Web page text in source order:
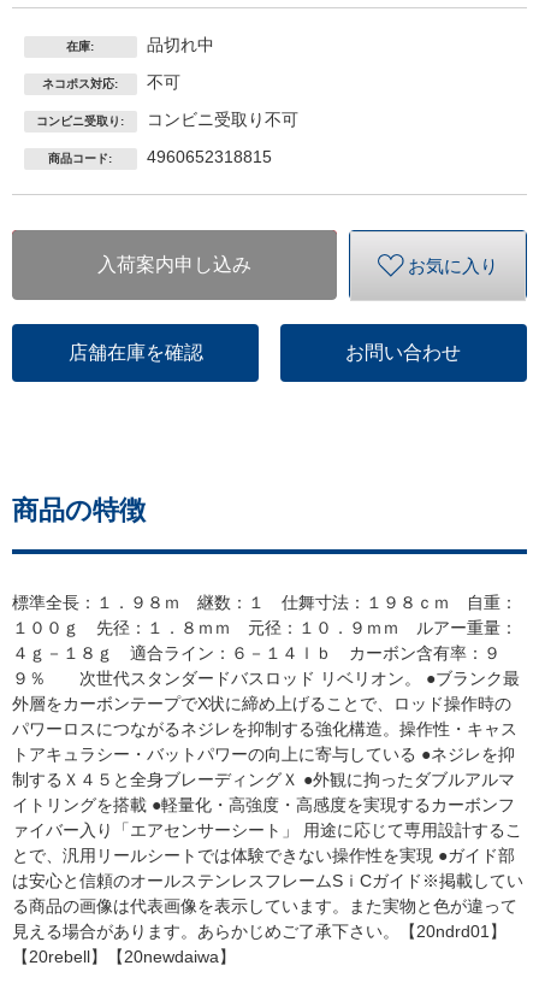
在庫: 品切れ中
ネコポス対応: 不可
コンビニ受取り: コンビニ受取り不可
商品コード: 4960652318815
入荷案内申し込み お気に入り
店舗在庫を確認 お問い合わせ
商品の特徴
標準全長：１．９８ｍ 継数：１ 仕舞寸法：１９８ｃｍ 自重：
１００ｇ 先径：１．８ｍｍ 元径：１０．９ｍｍ ルアー重量：
４ｇ－１８ｇ 適合ライン：６－１４ｌｂ カーボン含有率：９
９％ 次世代スタンダードバスロッド リベリオン。 ●ブランク最
外層をカーボンテープでX状に締め上げることで、ロッド操作時の
パワーロスにつながるネジレを抑制する強化構造。操作性・キャス
トアキュラシー・バットパワーの向上に寄与している ●ネジレを抑
制するＸ４５と全身ブレーディングＸ ●外観に拘ったダブルアルマ
イトリングを搭載 ●軽量化・高強度・高感度を実現するカーボンフ
ァイバー入り「エアセンサーシート」 用途に応じて専用設計するこ
とで、汎用リールシートでは体験できない操作性を実現 ●ガイド部
は安心と信頼のオールステンレスフレームSｉCガイド※掲載してい
る商品の画像は代表画像を表示しています。また実物と色が違って
見える場合があります。あらかじめご了承下さい。【20ndrd01】
【20rebell】【20newdaiwa】